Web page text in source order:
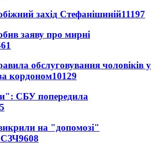
захід Стефанішиній11197
заяву про мирні
обслуговування чоловіків у
кордоном10129
СБУ попередила
на "допомозі"
СЗЧ9608